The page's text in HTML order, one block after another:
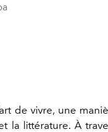
de vivre, une
la littérature. À